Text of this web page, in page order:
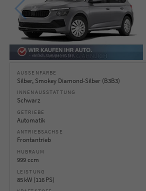
AUSSENFARBE
Silber, Smokey Diamond-Silber (B3B3)
INNENAUSSTATTUNG
Schwarz
GETRIEBE
Automatik
ANTRIEBSACHSE
Frontantrieb
HUBRAUM
999 ccm
LEISTUNG
85 kW (116 PS)